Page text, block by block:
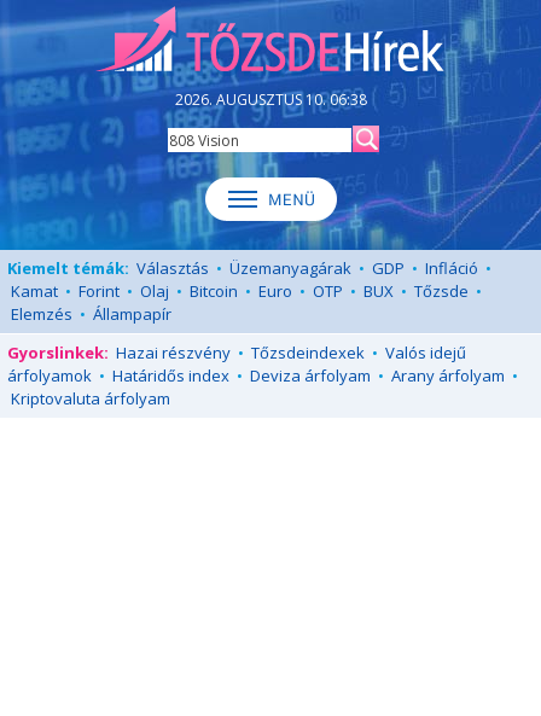
2026. AUGUSZTUS 10. 06:38
Kiemelt témák: Választás • Üzemanyagárak • GDP • Infláció •
Kamat • Forint • Olaj • Bitcoin • Euro • OTP • BUX • Tőzsde •
Elemzés • Állampapír
Gyorslinkek: Hazai részvény • Tőzsdeindexek • Valós idejű
árfolyamok • Határidős index • Deviza árfolyam • Arany árfolyam •
Kriptovaluta árfolyam